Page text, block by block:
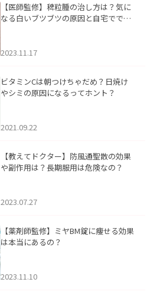
【医師監修】稗粒腫の治し方は？気に
なる白いブツブツの原因と自宅ででき
2023.11.17
ビタミンCは朝つけちゃだめ？日焼け
やシミの原因になるってホント？
2021.09.22
【教えてドクター】防風通聖散の効果
や副作用は？長期服用は危険なの？
2023.07.27
【薬剤師監修】ミヤBM錠に痩せる効果
は本当にあるの？
2023.11.10